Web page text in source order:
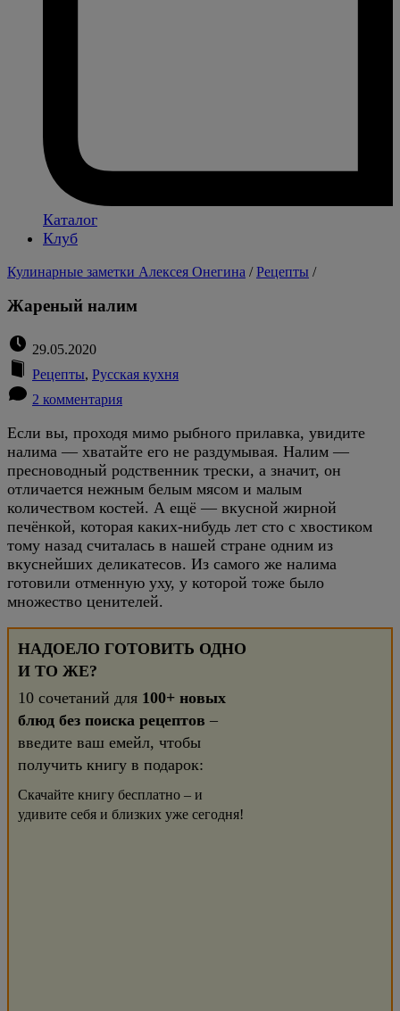
Каталог
Клуб
Кулинарные заметки Алексея Онегина /Рецепты /
Жареный налим
29.05.2020
Рецепты, Русская кухня
2 комментария
Если вы, проходя мимо рыбного прилавка, увидите
налима — хватайте его не раздумывая. Налим —
пресноводный родственник трески, а значит, он
отличается нежным белым мясом и малым
количеством костей. А ещё — вкусной жирной
печёнкой, которая каких-нибудь лет сто с хвостиком
тому назад считалась в нашей стране одним из
вкуснейших деликатесов. Из самого же налима
готовили отменную уху, у которой тоже было
множество ценителей.
НАДОЕЛО ГОТОВИТЬ ОДНО
И ТО ЖЕ?
10 сочетаний для 100+ новых
блюд без поиска рецептов –
введите ваш емейл, чтобы
получить книгу в подарок:
Скачайте книгу бесплатно – и
удивите себя и близких уже сегодня!